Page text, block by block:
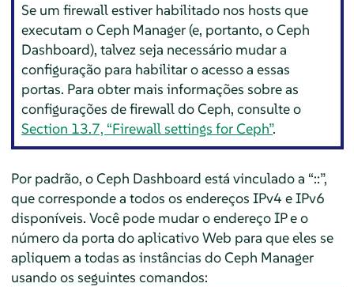
Se um firewall estiver habilitado nos hosts que
executam o Ceph Manager (e, portanto, o Ceph
Dashboard), talvez seja necessário mudar a
configuração para habilitar o acesso a essas
portas. Para obter mais informações sobre as
configurações de firewall do Ceph, consulte o
Section 13.7, “Firewall settings for Ceph”.
Por padrão, o Ceph Dashboard está vinculado a “::”,
que corresponde a todos os endereços IPv4 e IPv6
disponíveis. Você pode mudar o endereço IP e o
número da porta do aplicativo Web para que eles se
apliquem a todas as instâncias do Ceph Manager
usando os seguintes comandos: